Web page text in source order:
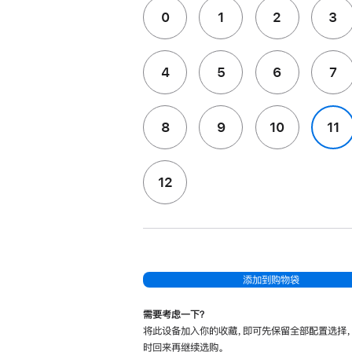
0 1 2 3
4 5 6 7
8 9 10 11
12
添加到购物袋
需要考虑一下？
将此设备加入你的收藏，即可先保留全部配置选择
时回来再继续选购。